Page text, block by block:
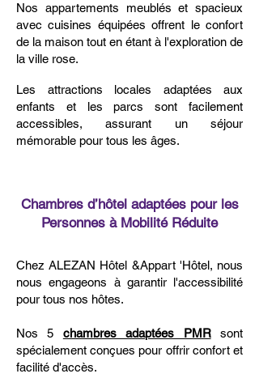
Nos appartements meublés et spacieux
avec cuisines équipées offrent le confort
de la maison tout en étant à l'exploration de
la ville rose.
Les attractions locales adaptées aux
enfants et les parcs sont facilement
accessibles, assurant un séjour
mémorable pour tous les âges.
Chambres d’hôtel adaptées pour les
Personnes à Mobilité Réduite
ChezALEZAN Hôtel &Appart 'Hôtel, nous
nous engageons à garantir l'accessibilité
pour tous nos hôtes.
Nos 5 chambres adaptées PMRsont
spécialement conçues pour offrir confort et
facilité d'accès.